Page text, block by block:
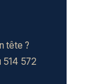
tête ?
514 572